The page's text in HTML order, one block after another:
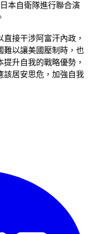
本自衛隊進行聯合演
接干涉阿富汗內政，
難以讓美國壓制時，也
升自我的戰略優勢，
該居安思危，加強自我